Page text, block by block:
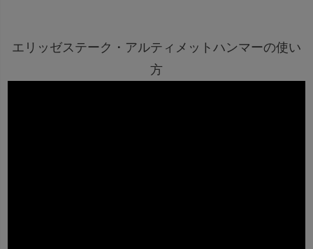
エリッゼステーク・アルティメットハンマーの使い
方